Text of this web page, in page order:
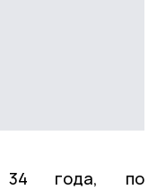
34 года, по